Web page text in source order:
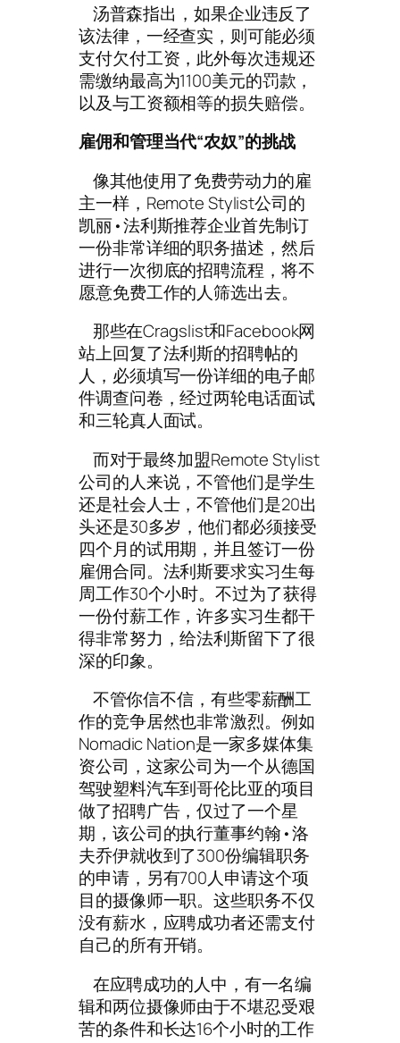
汤普森指出，如果企业违反了
该法律，一经查实，则可能必须
支付欠付工资，此外每次违规还
需缴纳最高为1100美元的罚款，
以及与工资额相等的损失赔偿。
雇佣和管理当代“农奴”的挑战
像其他使用了免费劳动力的雇
主一样，Remote Stylist公司的
凯丽•法利斯推荐企业首先制订
一份非常详细的职务描述，然后
进行一次彻底的招聘流程，将不
愿意免费工作的人筛选出去。
那些在Cragslist和Facebook网
站上回复了法利斯的招聘帖的
人，必须填写一份详细的电子邮
件调查问卷，经过两轮电话面试
和三轮真人面试。
而对于最终加盟Remote Stylist
公司的人来说，不管他们是学生
还是社会人士，不管他们是20出
头还是30多岁，他们都必须接受
四个月的试用期，并且签订一份
雇佣合同。法利斯要求实习生每
周工作30个小时。不过为了获得
一份付薪工作，许多实习生都干
得非常努力，给法利斯留下了很
深的印象。
不管你信不信，有些零薪酬工
作的竞争居然也非常激烈。例如
Nomadic Nation是一家多媒体集
资公司，这家公司为一个从德国
驾驶塑料汽车到哥伦比亚的项目
做了招聘广告，仅过了一个星
期，该公司的执行董事约翰•洛
夫乔伊就收到了300份编辑职务
的申请，另有700人申请这个项
目的摄像师一职。这些职务不仅
没有薪水，应聘成功者还需支付
自己的所有开销。
在应聘成功的人中，有一名编
辑和两位摄像师由于不堪忍受艰
苦的条件和长达16个小时的工作